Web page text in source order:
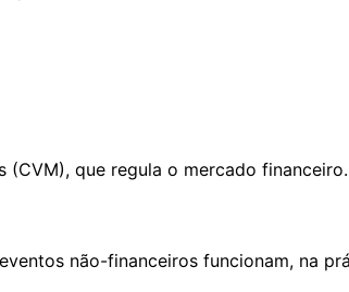
(CVM), que regula o mercado financeiro.
não-financeiros funcionam, na